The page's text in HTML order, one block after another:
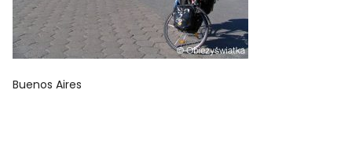
Dom na kółkach
Buenos Aires